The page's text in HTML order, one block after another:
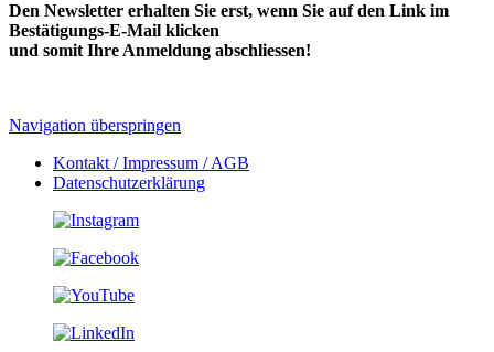
Den Newsletter erhalten Sie erst, wenn Sie auf den Link im
Bestätigungs-E-Mail klicken
und somit Ihre Anmeldung abschliessen!
Navigation überspringen
Kontakt / Impressum / AGB
Datenschutzerklärung